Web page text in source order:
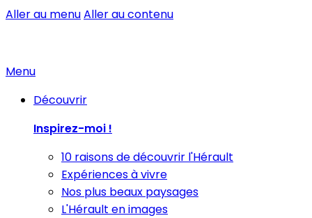
Aller au menuAller au contenu
Menu
Découvrir
Inspirez-moi !
10 raisons de découvrir l'Hérault
Expériences à vivre
Nos plus beaux paysages
L'Hérault en images